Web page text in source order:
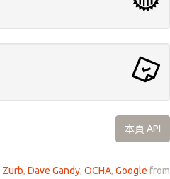
本頁 API
Zurb, Dave Gandy, OCHA, Google from